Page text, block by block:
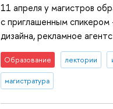
11 апреля у магистров
с приглашенным
дизайна, рекламное
Образование лектории
магистратура